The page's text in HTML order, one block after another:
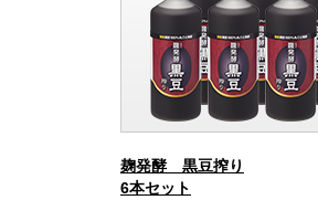
麹発酵 黒豆搾り
6本セット